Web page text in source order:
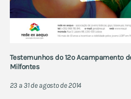
Testemunhos do 12º Acampamento
Milfontes
23 a 31 de agosto de 2014